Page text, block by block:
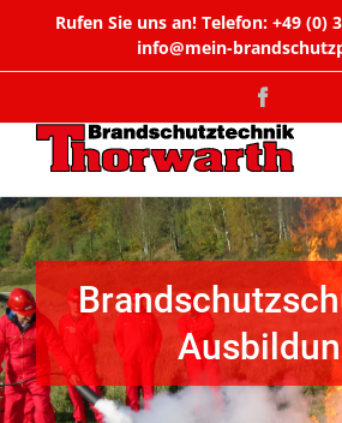
springen
Rufen Sie uns an! Telefon: +49 (0)
info@mein-